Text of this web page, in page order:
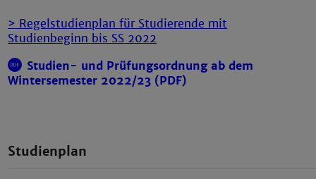
> Regelstudienplan für Studierende mit
Studienbeginn bis SS 2022
Studien- und Prüfungsordnung ab dem
Wintersemester 2022/23 (PDF)
Studienplan